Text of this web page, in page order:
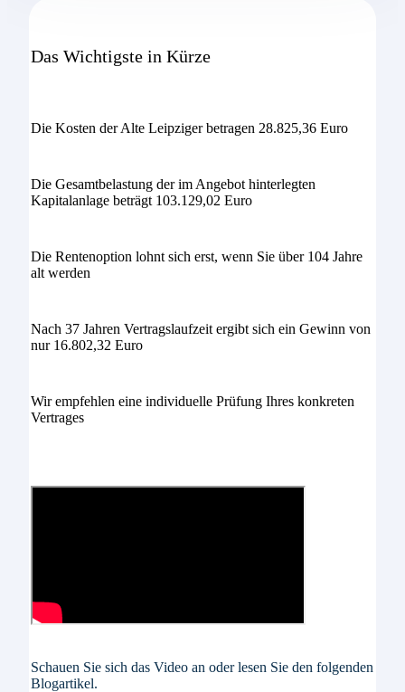
Das Wichtigste in Kürze
Die Kosten der Alte Leipziger betragen 28.825,36 Euro
Die Gesamtbelastung der im Angebot hinterlegten
Kapitalanlage beträgt 103.129,02 Euro
Die Rentenoption lohnt sich erst, wenn Sie über 104 Jahre
alt werden
Nach 37 Jahren Vertragslaufzeit ergibt sich ein Gewinn von
nur 16.802,32 Euro
Wir empfehlen eine individuelle Prüfung Ihres konkreten
Vertrages
Schauen Sie sich das Video an oder lesen Sie den folgenden
Blogartikel.